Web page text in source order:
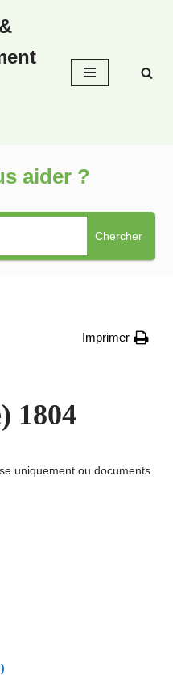
aider ?
Chercher
Imprimer
1804
uniquement ou documents